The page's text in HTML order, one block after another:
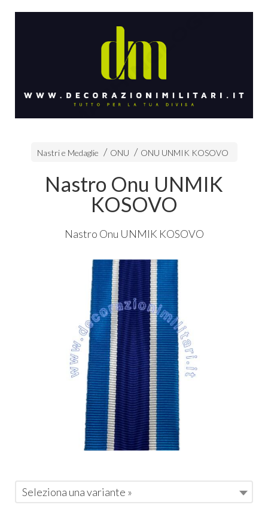
Nastri e Medaglie ONU ONU UNMIK KOSOVO
Nastro Onu UNMIK
KOSOVO
Nastro Onu UNMIK KOSOVO
Seleziona una variante »